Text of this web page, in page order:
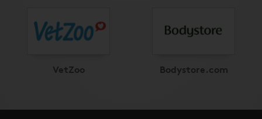
VetZoo Bodystore.com